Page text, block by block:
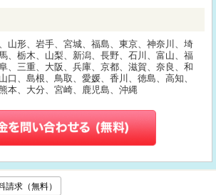
山形、岩手、宮城、福島、東京、神奈川、埼
、栃木、山梨、新潟、長野、石川、富山、福
、三重、大阪、兵庫、京都、滋賀、奈良、和
口、島根、鳥取、愛媛、香川、徳島、高知、
本、大分、宮崎、鹿児島、沖縄
請求（無料）